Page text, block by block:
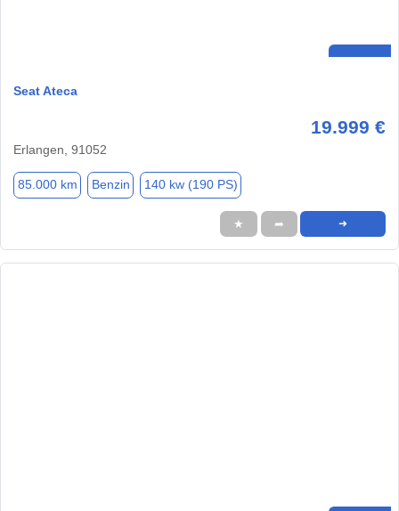
Seat Ateca
19.999 €
Erlangen, 91052
85.000 km Benzin 140 kw (190 PS)
★ ➦ ➜